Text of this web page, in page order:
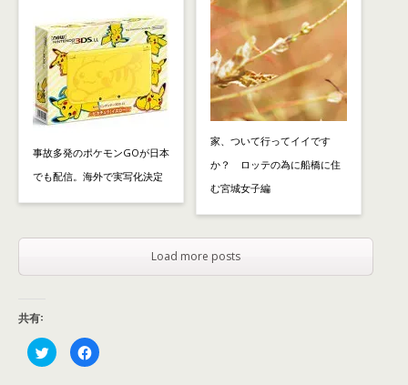
事故多発のポケモンGOが日本
でも配信。海外で実写化決定
家、ついて行ってイイです
か？ ロッテの為に船橋に住
む宮城女子編
Load more posts
共有:
ク
リ
F
a